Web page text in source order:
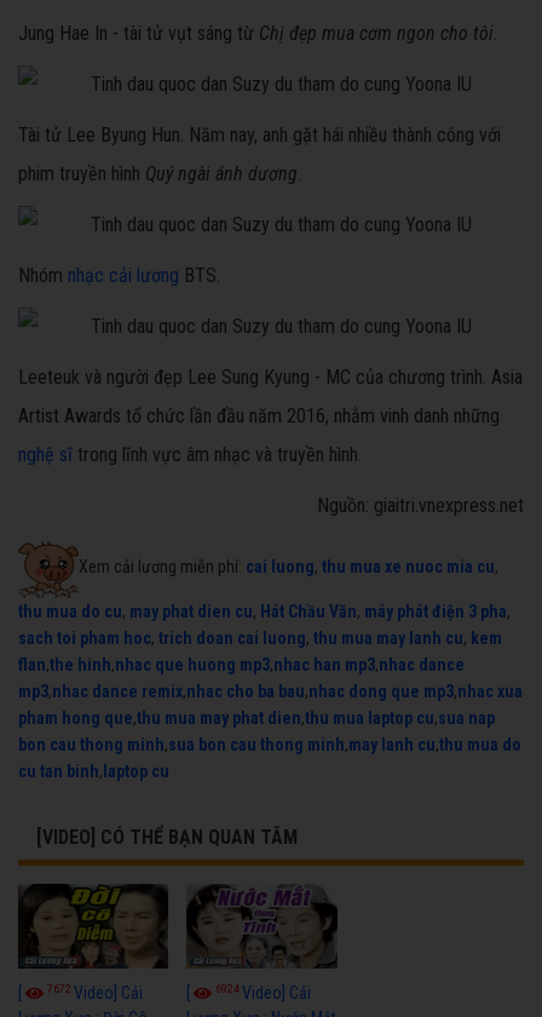
Jung Hae In - tài tử vụt sáng từ Chị đẹp mua cơm ngon cho tôi.
Tài tử Lee Byung Hun. Năm nay, anh gặt hái nhiều thành công với
phim truyền hình Quý ngài ánh dương.
Nhóm nhạc cải lương BTS.
Leeteuk và người đẹp Lee Sung Kyung - MC của chương trình. Asia
Artist Awards tổ chức lần đầu năm 2016, nhằm vinh danh những
nghệ sĩ trong lĩnh vực âm nhạc và truyền hình.
Nguồn: giaitri.vnexpress.net
Xem cải lương miễn phí: cai luong, thu mua xe nuoc mia cu,
thu mua do cu, may phat dien cu, Hát Chầu Văn, máy phát điện 3 pha,
sach toi pham hoc, trich doan cai luong, thu mua may lanh cu, kem
flan,the hinh,nhac que huong mp3,nhac han mp3,nhac dance
mp3,nhac dance remix,nhac cho ba bau,nhac dong que mp3,nhac xua
pham hong que,thu mua may phat dien,thu mua laptop cu,sua nap
bon cau thong minh,sua bon cau thong minh,may lanh cu,thu mua do
cu tan binh, laptop cu
[VIDEO] CÓ THỂ BẠN QUAN TÂM
7672 Video] Cải
6924Video] Cải